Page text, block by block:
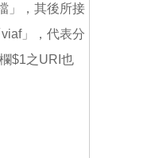
」，其後所接
」，代表分
$1之URI也